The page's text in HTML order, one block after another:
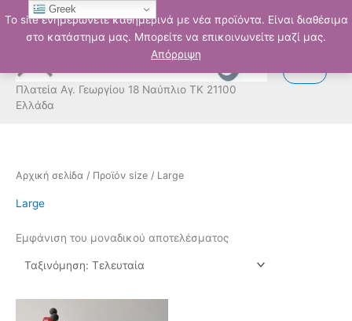
Το site ενημερώνετε καθημερινά με νέα προϊόντα. Είναι διαθέσιμα
στο κατάστημα μας. Μπορείτε να επικοινωνείτε μαζί μας.
Απόρριψη
Μετάβαση
στο
περιεχόμενο
Πλατεία Αγ. Γεωργίου 18 Ναύπλιο ΤΚ 21100
Ελλάδα
Αρχική σελίδα / Προϊόν size / Large
Large
Εμφάνιση του μοναδικού αποτελέσματος
Greek